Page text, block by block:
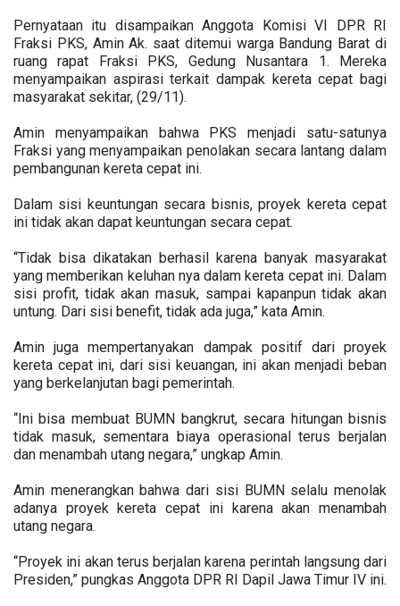
Pernyataan itu disampaikan Anggota Komisi VI DPR RI
Fraksi PKS, Amin Ak. saat ditemui warga Bandung Barat di
ruang rapat Fraksi PKS, Gedung Nusantara 1. Mereka
menyampaikan aspirasi terkait dampak kereta cepat bagi
masyarakat sekitar, (29/11).
Amin menyampaikan bahwa PKS menjadi satu-satunya
Fraksi yang menyampaikan penolakan secara lantang dalam
pembangunan kereta cepat ini.
Dalam sisi keuntungan secara bisnis, proyek kereta cepat
ini tidak akan dapat keuntungan secara cepat.
“Tidak bisa dikatakan berhasil karena banyak masyarakat
yang memberikan keluhan nya dalam kereta cepat ini. Dalam
sisi profit, tidak akan masuk, sampai kapanpun tidak akan
untung. Dari sisi benefit, tidak ada juga,” kata Amin.
Amin juga mempertanyakan dampak positif dari proyek
kereta cepat ini, dari sisi keuangan, ini akan menjadi beban
yang berkelanjutan bagi pemerintah.
“Ini bisa membuat BUMN bangkrut, secara hitungan bisnis
tidak masuk, sementara biaya operasional terus berjalan
dan menambah utang negara,” ungkap Amin.
Amin menerangkan bahwa dari sisi BUMN selalu menolak
adanya proyek kereta cepat ini karena akan menambah
utang negara.
“Proyek ini akan terus berjalan karena perintah langsung dari
Presiden,” pungkas Anggota DPR RI Dapil Jawa Timur IV ini.